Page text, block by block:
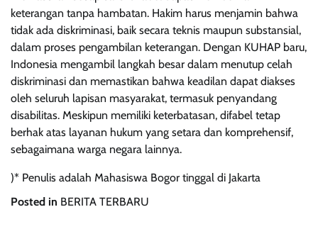
keterangan tanpa hambatan. Hakim harus menjamin bahwa
tidak ada diskriminasi, baik secara teknis maupun substansial,
dalam proses pengambilan keterangan. Dengan KUHAP baru,
Indonesia mengambil langkah besar dalam menutup celah
diskriminasi dan memastikan bahwa keadilan dapat diakses
oleh seluruh lapisan masyarakat, termasuk penyandang
disabilitas. Meskipun memiliki keterbatasan, difabel tetap
berhak atas layanan hukum yang setara dan komprehensif,
sebagaimana warga negara lainnya.
)* Penulis adalah Mahasiswa Bogor tinggal di Jakarta
Posted in BERITA TERBARU